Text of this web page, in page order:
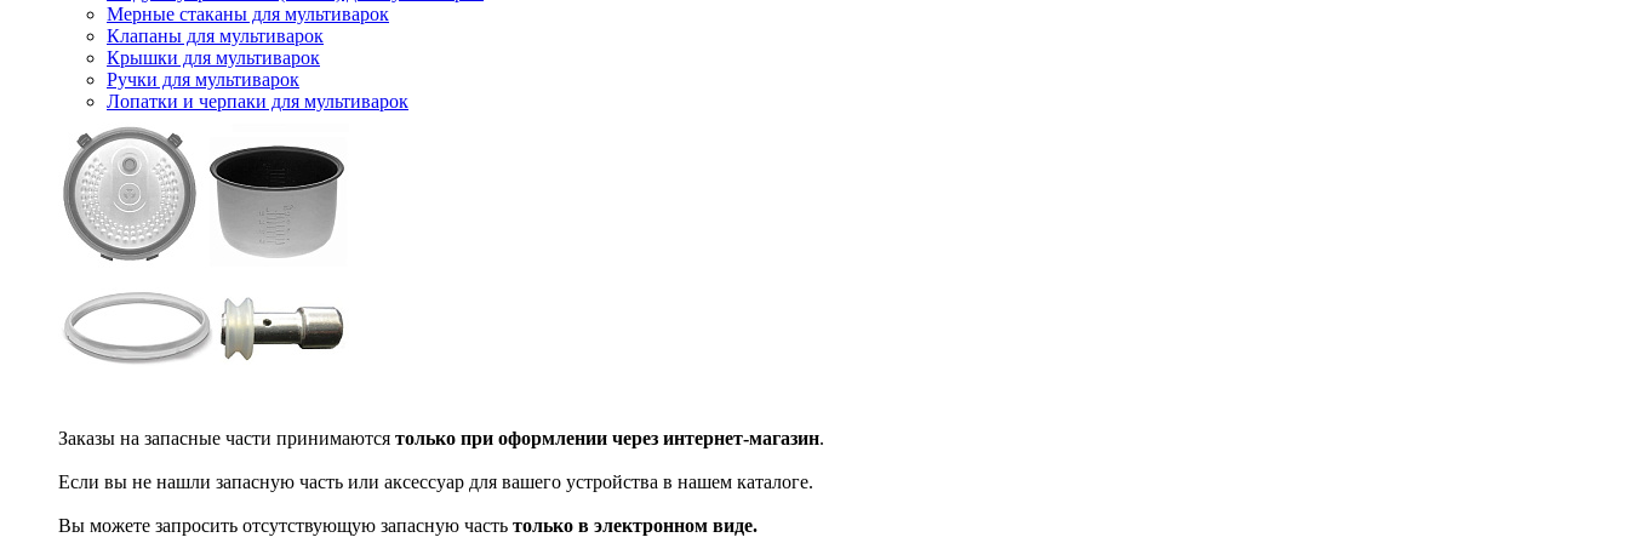
Мерные стаканы для мультиварок
Клапаны для мультиварок
Крышки для мультиварок
Ручки для мультиварок
Лопатки и черпаки для мультиварок
Заказы на запасные части принимаются только при оформлении через интернет-магазин.
Если вы не нашли запасную часть или аксессуар для вашего устройства в нашем каталоге.
Вы можете запросить отсутствующую запасную часть только в электронном виде.